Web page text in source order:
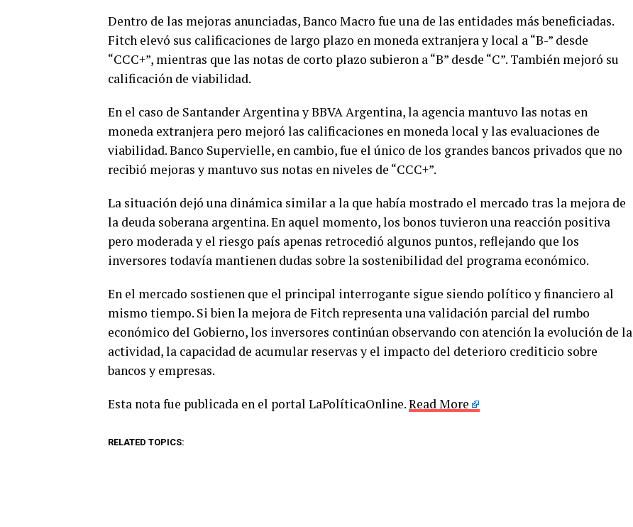
Dentro de las mejoras anunciadas, Banco Macro fue una de las entidades más beneficiadas.
Fitch elevó sus calificaciones de largo plazo en moneda extranjera y local a “B-” desde
“CCC+”, mientras que las notas de corto plazo subieron a “B” desde “C”. También mejoró su
calificación de viabilidad.
En el caso de Santander Argentina y BBVA Argentina, la agencia mantuvo las notas en
moneda extranjera pero mejoró las calificaciones en moneda local y las evaluaciones de
viabilidad. Banco Supervielle, en cambio, fue el único de los grandes bancos privados que no
recibió mejoras y mantuvo sus notas en niveles de “CCC+”.
La situación dejó una dinámica similar a la que había mostrado el mercado tras la mejora de
la deuda soberana argentina. En aquel momento, los bonos tuvieron una reacción positiva
pero moderada y el riesgo país apenas retrocedió algunos puntos, reflejando que los
inversores todavía mantienen dudas sobre la sostenibilidad del programa económico.
En el mercado sostienen que el principal interrogante sigue siendo político y financiero al
mismo tiempo. Si bien la mejora de Fitch representa una validación parcial del rumbo
económico del Gobierno, los inversores continúan observando con atención la evolución de la
actividad, la capacidad de acumular reservas y el impacto del deterioro crediticio sobre
bancos y empresas.
Esta nota fue publicada en el portal LaPolíticaOnline.Read More
RELATED TOPICS: